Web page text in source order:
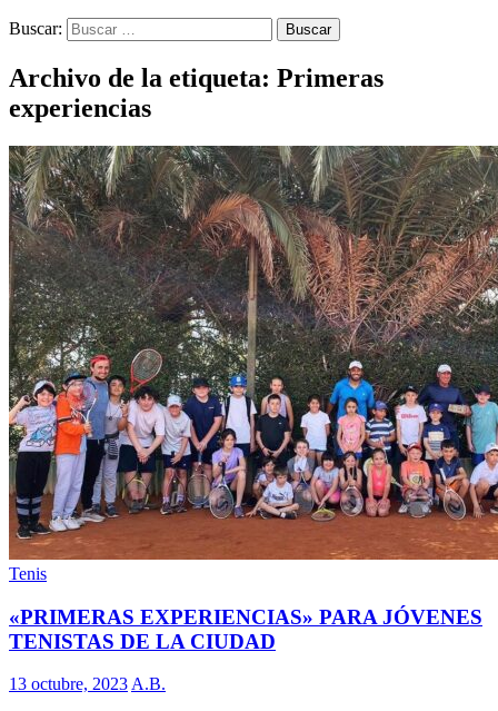
Buscar:
Archivo de la etiqueta: Primeras
experiencias
Tenis
«PRIMERAS EXPERIENCIAS» PARA JÓVENES
TENISTAS DE LA CIUDAD
13 octubre, 2023 A.B.